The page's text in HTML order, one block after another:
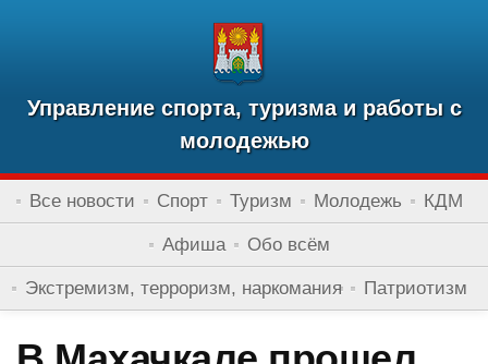
Управление спорта, туризма и работы с
молодежью
Все новости Спорт Туризм Молодежь КДМ
Афиша Обо всём
Экстремизм, терроризм, наркомания Патриотизм